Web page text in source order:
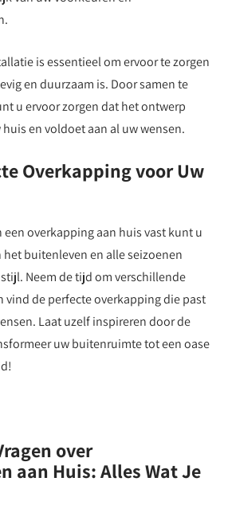
is essentieel om ervoor te zorgen
en duurzaam is. Door samen te
u ervoor zorgen dat het ontwerp
en voldoet aan al uw wensen.
Overkapping voor Uw
een overkapping aan huis vast kunt u
buitenleven en alle seizoenen
Neem de tijd om verschillende
vind de perfecte overkapping die past
Laat uzelf inspireren door de
uw buitenruimte tot een oase
over
aan Huis: Alles Wat Je